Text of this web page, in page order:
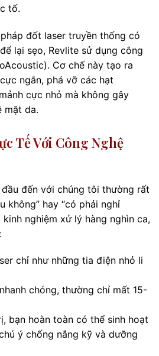
tố.
đốt laser truyền thống có
lại sẹo, Revlite sử dụng công
Cơ chế này tạo ra
ngắn, phá vỡ các hạt
cực nhỏ mà không gây
mặt da.
Tế Với Công Nghệ
đầu đến với chúng tôi thường rất
không” hay “có phải nghỉ
kinh nghiệm xử lý hàng nghìn ca,
chỉ như những tia điện nhỏ li
chóng, thường chỉ mất 15-
bạn hoàn toàn có thể sinh hoạt
ý chống nắng kỹ và dưỡng